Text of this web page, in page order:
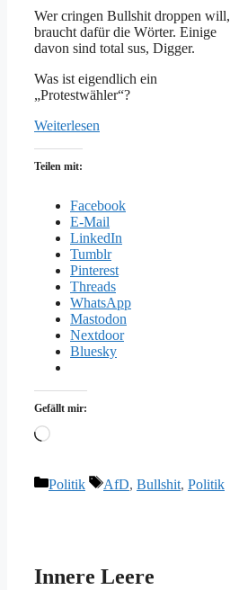
Wer cringen Bullshit droppen will,
braucht dafür die Wörter. Einige
davon sind total sus, Digger.
Was ist eigendlich ein
„Protestwähler“?
Weiterlesen
Teilen mit:
Facebook
E-Mail
LinkedIn
Tumblr
Pinterest
Threads
WhatsApp
Mastodon
Nextdoor
Bluesky
Gefällt mir:
Wird
Kategorien
Politik Schlagwörter
AfD, Bullshit, Politik
Innere Leere